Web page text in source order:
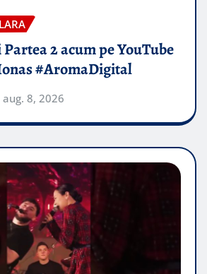
2 acum pe YouTube
#AromaDigital
aug. 8, 2026